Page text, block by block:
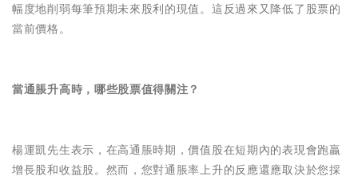
幅度地削弱每筆預期未來股利的現值。這反過來又降低了股票的
當前價格。
當通脹升高時，哪些股票值得關注？
楊運凱先生表示，在高通脹時期，價值股在短期內的表現會跑贏
增長股和收益股。然而，您對通脹率上升的反應還應取決於您採